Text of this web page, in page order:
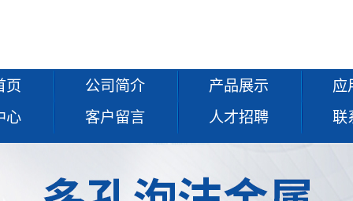
页 公司简介 产品展示
应
心
客户留言 人才招聘 联